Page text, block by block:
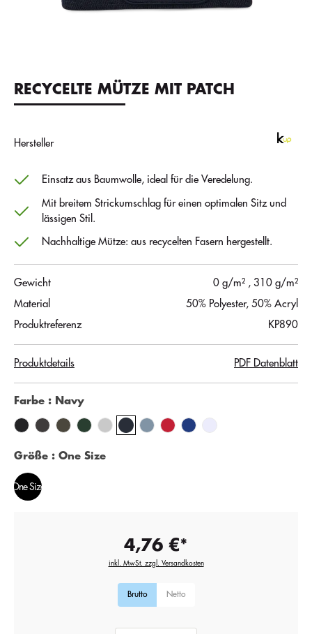
RECYCELTE MÜTZE MIT PATCH
Hersteller
Einsatz aus Baumwolle, ideal für die Veredelung.
Mit breitem Strickumschlag für einen optimalen Sitz und
lässigen Stil.
Nachhaltige Mütze: aus recycelten Fasern hergestellt.
Gewicht 0 g/m² , 310 g/m²
Material
50% Polyester, 50% Acryl
Produktreferenz
KP890
Produktdetails PDF Datenblatt
Farbe : Navy
Größe : One Size
One Size
4,76 €*
inkl. MwSt. zzgl. Versandkosten
Brutto Netto